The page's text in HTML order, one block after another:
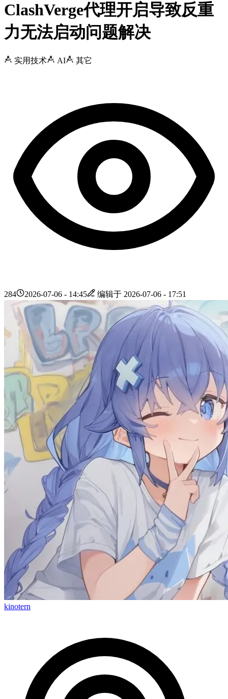
ClashVerge代理开启导致反重
力无法启动问题解决
实用技术 AI 其它
284 2026-07-06 - 14:45 编辑于 2026-07-06 - 17:51
kinotern